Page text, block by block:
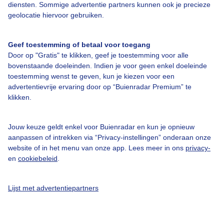
diensten. Sommige advertentie partners kunnen ook je precieze
geolocatie hiervoor gebruiken.
Geef toestemming of betaal voor toegang
Door op "Gratis" te klikken, geef je toestemming voor alle
bovenstaande doeleinden. Indien je voor geen enkel doeleinde
toestemming wenst te geven, kun je kiezen voor een
advertentievrije ervaring door op “Buienradar Premium” te
klikken.
Jouw keuze geldt enkel voor Buienradar en kun je opnieuw
aanpassen of intrekken via “Privacy-instellingen” onderaan onze
website of in het menu van onze app. Lees meer in ons privacy-
en cookiebeleid
Lijst met advertentiepartners
Over Buienradar
Veelgestelde vragen
Contact
Toegankelijkheid
Buienradar Team
Privacy beleid
Privacy instellingen